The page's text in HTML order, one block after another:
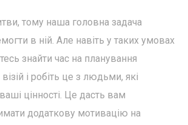
тому наша головна задача
в ній. Але навіть у таких умовах
знайти час на планування
і робіть це з людьми, які
цінності. Це дасть вам
додаткову мотивацію на